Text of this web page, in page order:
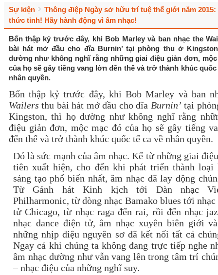
Sự kiện
Thông điệp Ngày sở hữu trí tuệ thế giới năm 2015:
thức tỉnh! Hãy hành động vì âm nhạc!
Bốn thập kỷ trước đây, khi Bob Marley và ban nhạc the
bài hát mở đầu cho đĩa Burnin’ tại phòng thu ở
dường như không nghĩ rằng những giai điệu giản đơn, mộc
của họ sẽ gây tiếng vang lớn đến thế và trở thành khúc quốc
nhân quyền.
Bốn thập kỷ trước đây, khi Bob Marley và ban
Wailers thu bài hát mở đầu cho đĩa Burnin’ tại
Kingston, thì họ dường như không nghĩ rằng
điệu giản đơn, mộc mạc đó của họ sẽ gây tiếng
đến thế và trở thành khúc quốc tế ca về nhân quyền.
Đó là sức mạnh của âm nhạc. Kể từ những giai
tiên xuất hiện, cho đến khi phát triển thành loại
sáng tạo phổ biến nhất, âm nhạc đã lay động
Từ Gánh hát Kinh kịch tới Dàn nhạc
Philharmonic, từ dòng nhạc Bamako blues tới nhạc
tử Chicago, từ nhạc raga đến rai, rồi đến nhạc
nhạc dance điện tử, âm nhạc xuyên biên giới
những nhịp điệu nguyên sơ đã kết nối tất cả
Ngay cả khi chúng ta không đang trực tiếp nghe
âm nhạc dường như vẫn vang lên trong tâm trí
– nhạc điệu của những nghĩ suy.